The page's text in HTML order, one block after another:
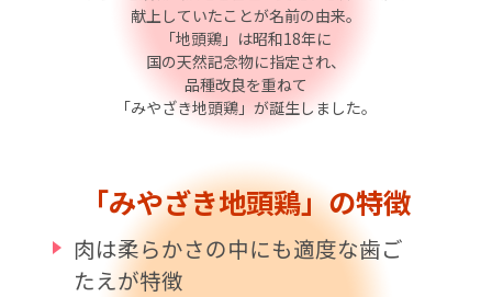
献上していたことが名前の由来。
「地頭鶏」は昭和18年に
国の天然記念物に指定され、
品種改良を重ねて
「みやざき地頭鶏」が誕生しました。
「みやざき地頭鶏」の特徴
肉は柔らかさの中にも適度な歯ご
たえが特徴